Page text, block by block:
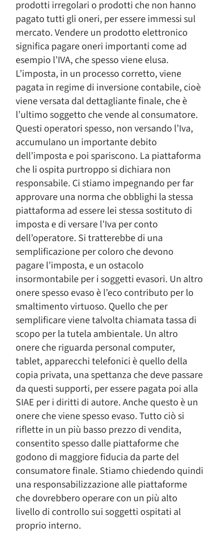
prodotti irregolari o prodotti che non hanno
pagato tutti gli oneri, per essere immessi sul
mercato. Vendere un prodotto elettronico
significa pagare oneri importanti come ad
esempio l’IVA, che spesso viene elusa.
L’imposta, in un processo corretto, viene
pagata in regime di inversione contabile, cioè
viene versata dal dettagliante finale, che è
l’ultimo soggetto che vende al consumatore.
Questi operatori spesso, non versando l’Iva,
accumulano un importante debito
dell’imposta e poi spariscono. La piattaforma
che li ospita purtroppo si dichiara non
responsabile. Ci stiamo impegnando per far
approvare una norma che obblighi la stessa
piattaforma ad essere lei stessa sostituto di
imposta e di versare l’Iva per conto
dell’operatore. Si tratterebbe di una
semplificazione per coloro che devono
pagare l’imposta, e un ostacolo
insormontabile per i soggetti evasori. Un altro
onere spesso evaso è l’eco contributo per lo
smaltimento virtuoso. Quello che per
semplificare viene talvolta chiamata tassa di
scopo per la tutela ambientale. Un altro
onere che riguarda personal computer,
tablet, apparecchi telefonici è quello della
copia privata, una spettanza che deve passare
da questi supporti, per essere pagata poi alla
SIAE per i diritti di autore. Anche questo è un
onere che viene spesso evaso. Tutto ciò si
riflette in un più basso prezzo di vendita,
consentito spesso dalle piattaforme che
godono di maggiore fiducia da parte del
consumatore finale. Stiamo chiedendo quindi
una responsabilizzazione alle piattaforme
che dovrebbero operare con un più alto
livello di controllo sui soggetti ospitati al
proprio interno.